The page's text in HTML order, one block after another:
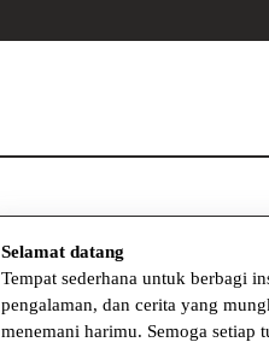
Selamat datang
Tempat sederhana untuk berbagi
pengalaman, dan cerita yang
menemani harimu. Semoga setiap